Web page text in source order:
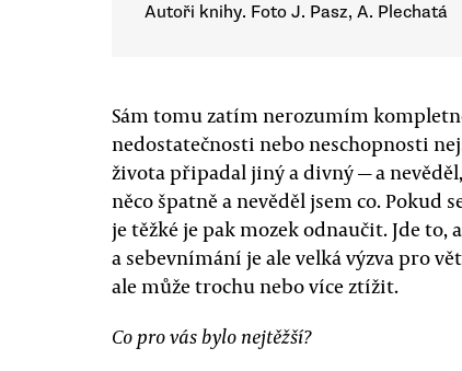
Autoři knihy. Foto J. Pasz, A. Plechatá
Sám tomu zatím nerozumím
nedostatečnosti nebo neschopnosti
života připadal jiný a divný — a
něco špatně a nevěděl jsem co. Pokud
je těžké je pak mozek odnaučit. Jde to,
a sebevnímání je ale velká výzva pro
ale může trochu nebo více ztížit.
Co pro vás bylo nejtěžší?